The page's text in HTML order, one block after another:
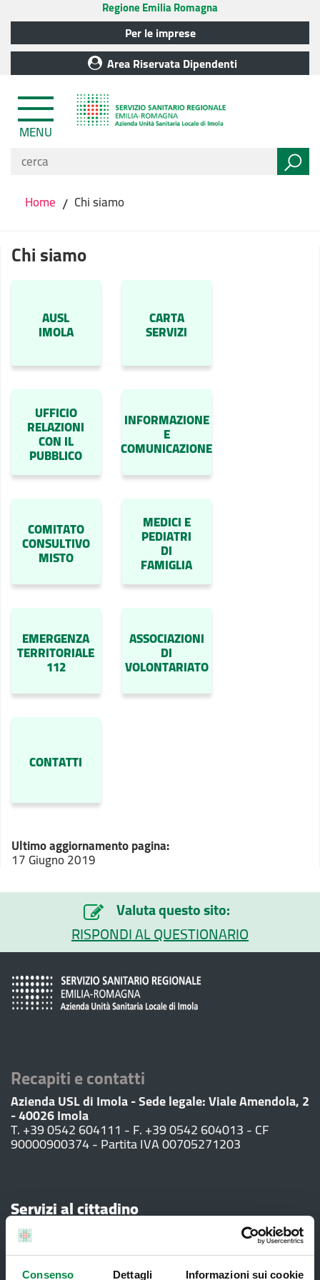
Consenso Dettagli Informazioni sui cookie
Regione Emilia Romagna
Per le imprese
Area Riservata Dipendenti
MENU
Home / Chi siamo
Chi siamo
AUSL
IMOLA
CARTA
SERVIZI
UFFICIO
RELAZIONI
CON IL
PUBBLICO
INFORMAZIONE
E
COMUNICAZIONE
COMITATO
CONSULTIVO
MISTO
MEDICI E
PEDIATRI
DI
FAMIGLIA
EMERGENZA
TERRITORIALE
112
ASSOCIAZIONI
DI
VOLONTARIATO
CONTATTI
Ultimo aggiornamento pagina:
17 Giugno 2019
Valuta questo sito:
RISPONDI AL QUESTIONARIO
Recapiti e contatti
Azienda USL di Imola - Sede legale: Viale Amendola, 2
- 40026 Imola
T. +39 0542 604111 - F. +39 0542 604013 - CF
90000900374 - Partita IVA 00705271203
Servizi al cittadino
Ambulatori di Continuità Assistenziale
e CAU